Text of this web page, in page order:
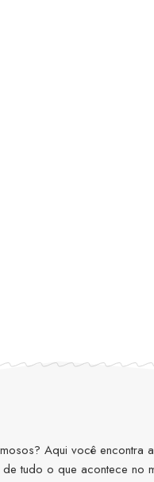
Aqui você encontra
tudo o que acontece no